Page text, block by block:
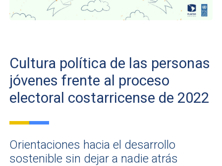
Cultura política de las personas
jóvenes frente al proceso
electoral costarricense de 2022
Orientaciones hacia el desarrollo
sostenible sin dejar a nadie atrás